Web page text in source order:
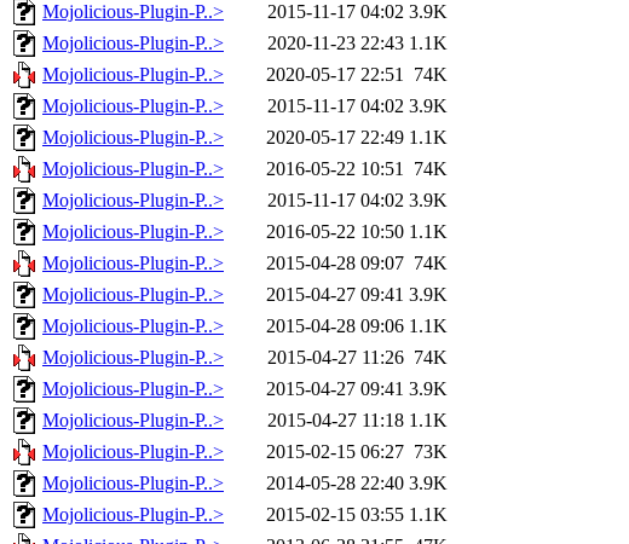
Mojolicious-Plugin-P..>
2015-11-17 04:02 3.9K
Mojolicious-Plugin-P..>
2020-11-23 22:43 1.1K
Mojolicious-Plugin-P..>
2020-05-17 22:51 74K
Mojolicious-Plugin-P..>
2015-11-17 04:02 3.9K
Mojolicious-Plugin-P..>
2020-05-17 22:49 1.1K
Mojolicious-Plugin-P..>
2016-05-22 10:51 74K
Mojolicious-Plugin-P..>
2015-11-17 04:02 3.9K
Mojolicious-Plugin-P..>
2016-05-22 10:50 1.1K
Mojolicious-Plugin-P..>
2015-04-28 09:07 74K
Mojolicious-Plugin-P..>
2015-04-27 09:41 3.9K
Mojolicious-Plugin-P..>
2015-04-28 09:06 1.1K
Mojolicious-Plugin-P..>
2015-04-27 11:26 74K
Mojolicious-Plugin-P..>
2015-04-27 09:41 3.9K
Mojolicious-Plugin-P..>
2015-04-27 11:18 1.1K
Mojolicious-Plugin-P..>
2015-02-15 06:27 73K
Mojolicious-Plugin-P..>
2014-05-28 22:40 3.9K
Mojolicious-Plugin-P..>
2015-02-15 03:55 1.1K